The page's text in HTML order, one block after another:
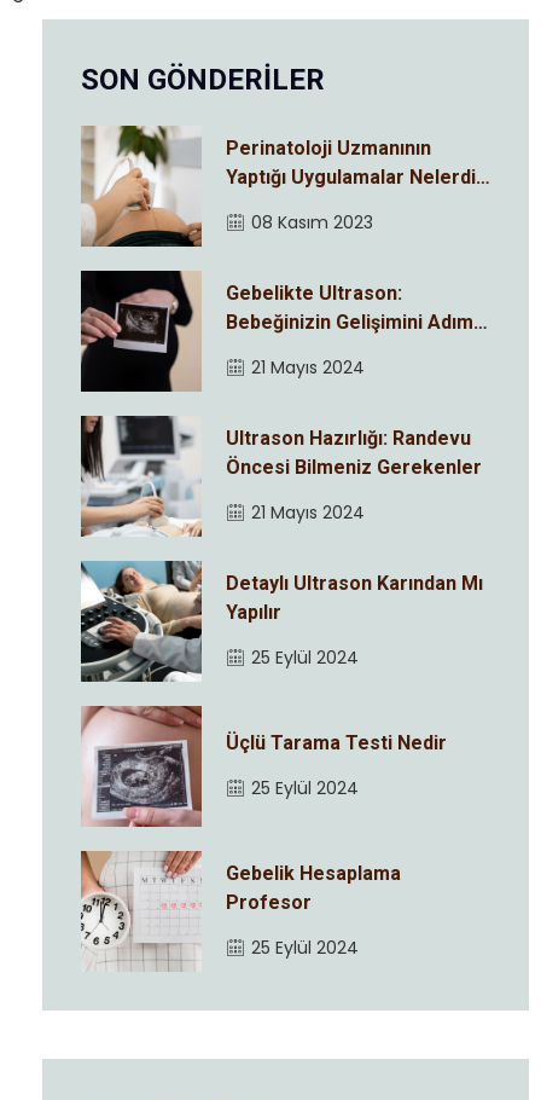
SON GÖNDERİLER
Perinatoloji Uzmanının
Yaptığı Uygulamalar Nelerdir
08 Kasım 2023
Gebelikte Ultrason:
Bebeğinizin Gelişimini Adım
21 Mayıs 2024
Ultrason Hazırlığı: Randevu
Öncesi Bilmeniz Gerekenler
21 Mayıs 2024
Detaylı Ultrason Karından Mı
Yapılır
25 Eylül 2024
Üçlü Tarama Testi Nedir
25 Eylül 2024
Gebelik Hesaplama
Profesor
25 Eylül 2024